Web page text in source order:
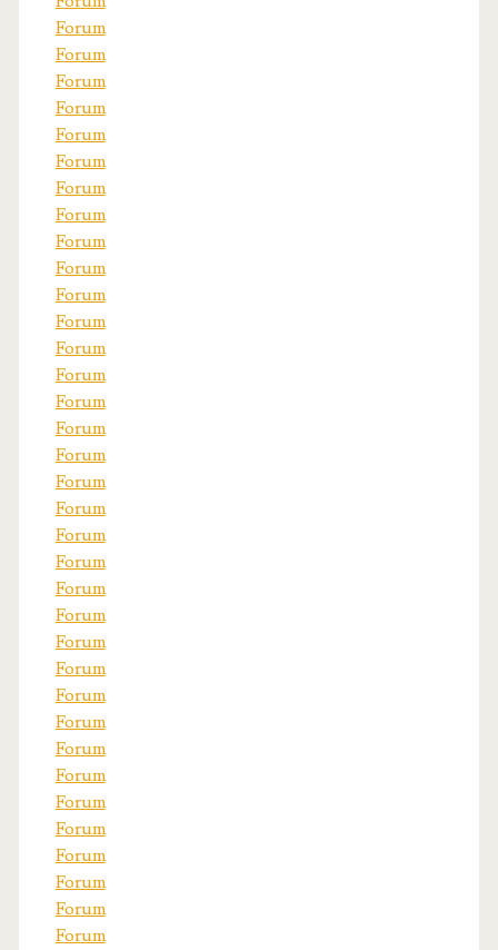
Forum
Forum
Forum
Forum
Forum
Forum
Forum
Forum
Forum
Forum
Forum
Forum
Forum
Forum
Forum
Forum
Forum
Forum
Forum
Forum
Forum
Forum
Forum
Forum
Forum
Forum
Forum
Forum
Forum
Forum
Forum
Forum
Forum
Forum
Forum